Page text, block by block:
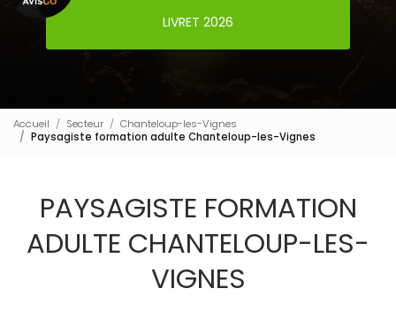
LIVRET 2026
Accueil Secteur
Chanteloup-les-Vignes
Paysagiste formation adulte Chanteloup-les-Vignes
PAYSAGISTE FORMATION
ADULTE CHANTELOUP-LES-
VIGNES